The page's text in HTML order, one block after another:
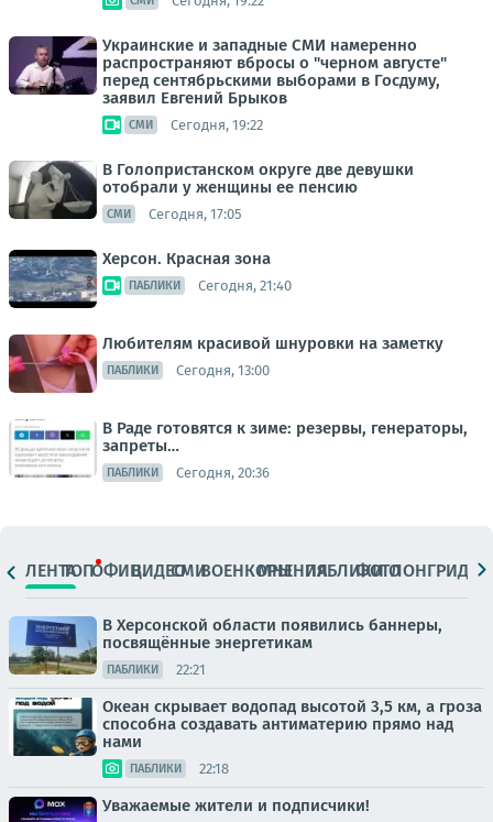
Украинские и западные СМИ намеренно
распространяют вбросы о "черном августе"
перед сентябрьскими выборами в Госдуму,
заявил Евгений Брыков
СМИ Сегодня, 19:22
В Голопристанском округе две девушки
отобрали у женщины ее пенсию
СМИ Сегодня, 17:05
Херсон. Красная зона
ПАБЛИКИ Сегодня, 21:40
Любителям красивой шнуровки на заметку
ПАБЛИКИ Сегодня, 13:00
В Раде готовятся к зиме: резервы, генераторы,
запреты…
ПАБЛИКИ Сегодня, 20:36
ЛЕНТАТОПОФИЦ.ВИДЕОСМИВОЕНКОРЫМНЕНИЯПАБЛИКИ
ФОТОЛОНГРИДЫ
В Херсонской области появились баннеры,
посвящённые энергетикам
ПАБЛИКИ 22:21
Океан скрывает водопад высотой 3,5 км, а гроза
способна создавать антиматерию прямо над
нами
ПАБЛИКИ 22:18
Уважаемые жители и подписчики!